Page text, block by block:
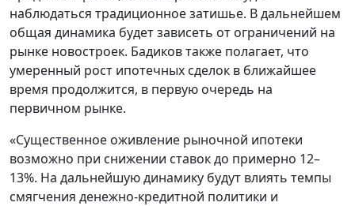
наблюдаться традиционное затишье. В дальнейшем
общая динамика будет зависеть от ограничений на
рынке новостроек. Бадиков также полагает, что
умеренный рост ипотечных сделок в ближайшее
время продолжится, в первую очередь на
первичном рынке.
«Существенное оживление рыночной ипотеки
возможно при снижении ставок до примерно 12–
13%. На дальнейшую динамику будут влиять темпы
смягчения денежно-кредитной политики и